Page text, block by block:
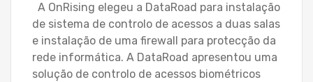
A OnRising elegeu a DataRoad para instalação
de sistema de controlo de acessos a duas salas
e instalação de uma firewall para protecção da
rede informática. A DataRoad apresentou uma
solução de controlo de acessos biométricos